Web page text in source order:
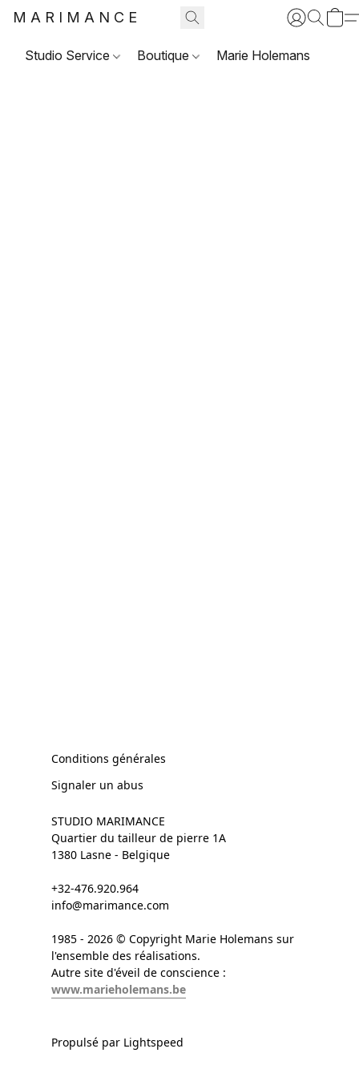
MARIMANCE
Studio Service Boutique Marie Holemans
Conditions générales
Signaler un abus
STUDIO MARIMANCE
Quartier du tailleur de pierre 1A
1380 Lasne - Belgique
+32-476.920.964
info@marimance.com
1985 - 2026 © Copyright Marie Holemans sur
l'ensemble des réalisations.
Autre site d'éveil de conscience :
www.marieholemans.be
Propulsé par Lightspeed